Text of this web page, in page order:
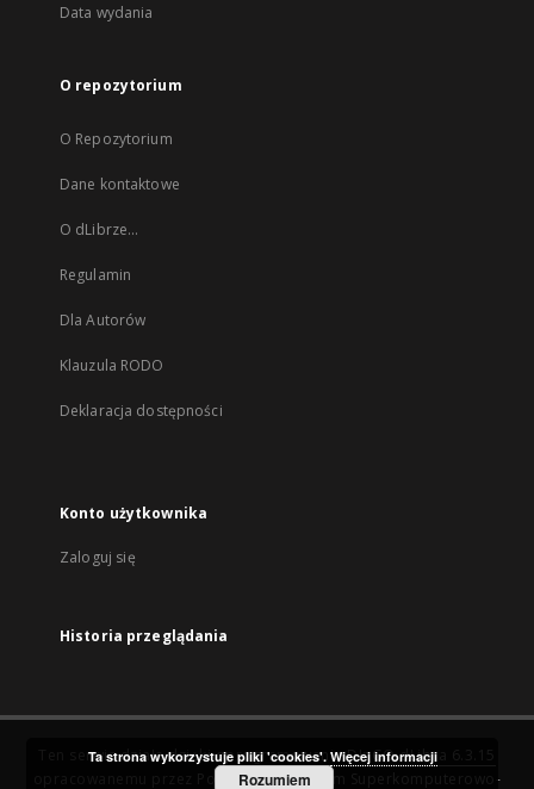
Data wydania
O repozytorium
O Repozytorium
Dane kontaktowe
O dLibrze...
Regulamin
Dla Autorów
Klauzula RODO
Deklaracja dostępności
Konto użytkownika
Zaloguj się
Historia przeglądania
Ten serwis działa dzięki oprogramowaniuDInGO dLibra 6.3.15
Poznańskie Centrum Superkomputerowo-
Ta strona wykorzystuje pliki 'cookies'. Więcej informacji
Rozumiem